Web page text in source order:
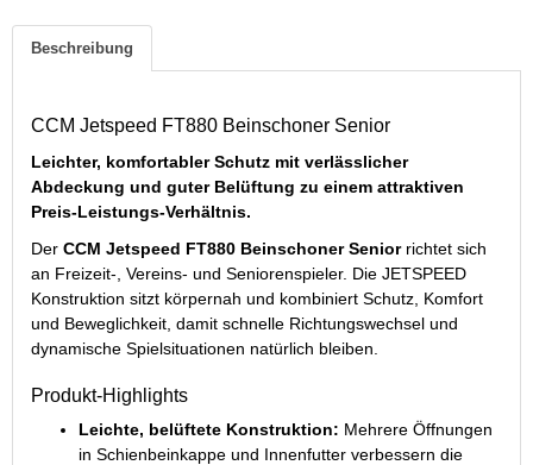
Beschreibung
CCM Jetspeed FT880 Beinschoner Senior
Leichter, komfortabler Schutz mit verlässlicher
Abdeckung und guter Belüftung zu einem attraktiven
Preis-Leistungs-Verhältnis.
Der CCM Jetspeed FT880 Beinschoner Seniorrichtet sich
an Freizeit-, Vereins- und Seniorenspieler. Die JETSPEED
Konstruktion sitzt körpernah und kombiniert Schutz, Komfort
und Beweglichkeit, damit schnelle Richtungswechsel und
dynamische Spielsituationen natürlich bleiben.
Produkt-Highlights
Leichte, belüftete Konstruktion: Mehrere Öffnungen
in Schienbeinkappe und Innenfutter verbessern die